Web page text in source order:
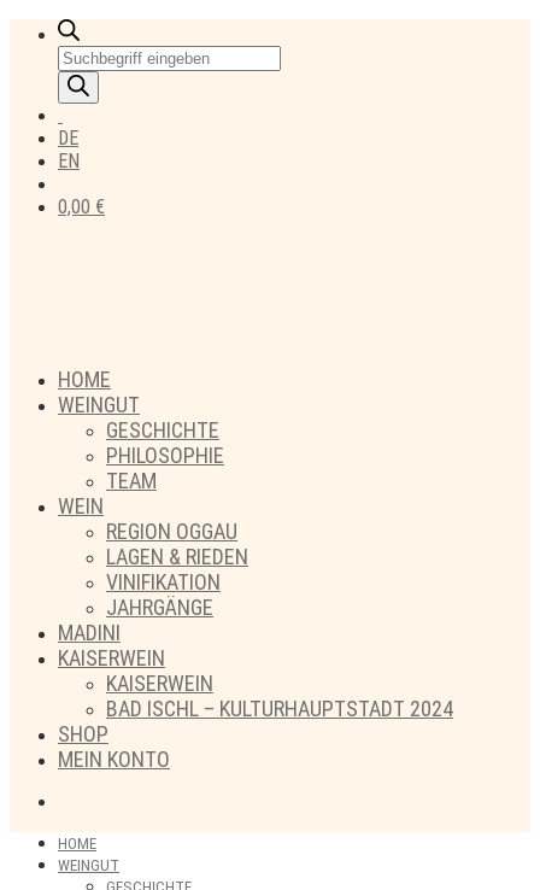
Products
search
DE
EN
0,00 €
HOME
WEINGUT
GESCHICHTE
PHILOSOPHIE
TEAM
WEIN
REGION OGGAU
LAGEN & RIEDEN
VINIFIKATION
JAHRGÄNGE
MADINI
KAISERWEIN
KAISERWEIN
BAD ISCHL – KULTURHAUPTSTADT 2024
SHOP
MEIN KONTO
HOME
WEINGUT